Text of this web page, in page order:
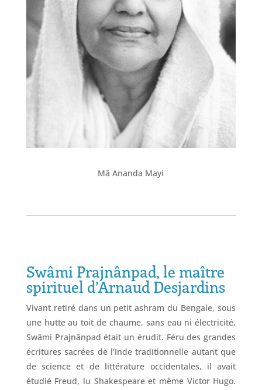
Mâ Ananda Mayi
Swâmi Prajnânpad, le maître
spirituel d’Arnaud Desjardins
Vivant retiré dans un petit ashram du Bengale, sous
une hutte au toit de chaume, sans eau ni électricité,
Swâmi Prajnânpad était un érudit. Féru des grandes
écritures sacrées de l’Inde traditionnelle autant que
de science et de littérature occidentales, il avait
étudié Freud, lu Shakespeare et même Victor Hugo.